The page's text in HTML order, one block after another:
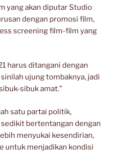
yang akan diputar Studio
dengan promosi film,
screening film-film yang
harus ditangani dengan
ujung tombaknya, jadi
sibuk amat.”
satu partai politik,
bertentangan dengan
menyukai kesendirian,
untuk menjadikan kondisi